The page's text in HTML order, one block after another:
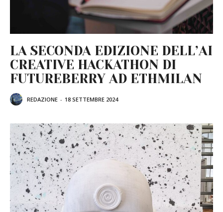
LA SECONDA EDIZIONE DELL’AI
CREATIVE HACKATHON DI
FUTUREBERRY AD ETHMILAN
REDAZIONE - 18 SETTEMBRE 2024